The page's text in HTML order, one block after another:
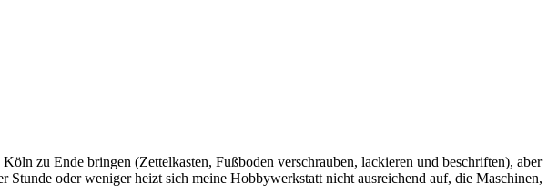
zu Ende bringen (Zettelkasten, Fußboden verschrauben, lackieren und beschriften), aber
oder weniger heizt sich meine Hobbywerkstatt nicht ausreichend auf, die Maschinen,